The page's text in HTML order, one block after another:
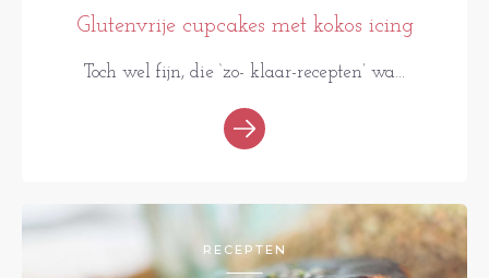
Glutenvrije cupcakes met kokos icing
Toch wel fijn, die ‘zo- klaar-recepten’ wa...
RECEPTEN